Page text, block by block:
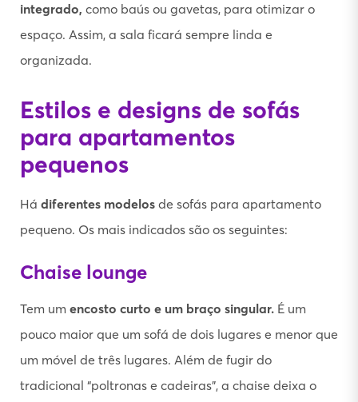
integrado, como baús ou gavetas, para otimizar o
espaço. Assim, a sala ficará sempre linda e
organizada.
Estilos e designs de sofás
para apartamentos
pequenos
Há diferentes modelos de sofás para apartamento
pequeno. Os mais indicados são os seguintes:
Chaise lounge
Tem um encosto curto e um braço singular. É um
pouco maior que um sofá de dois lugares e menor que
um móvel de três lugares. Além de fugir do
tradicional “poltronas e cadeiras”, a chaise deixa o